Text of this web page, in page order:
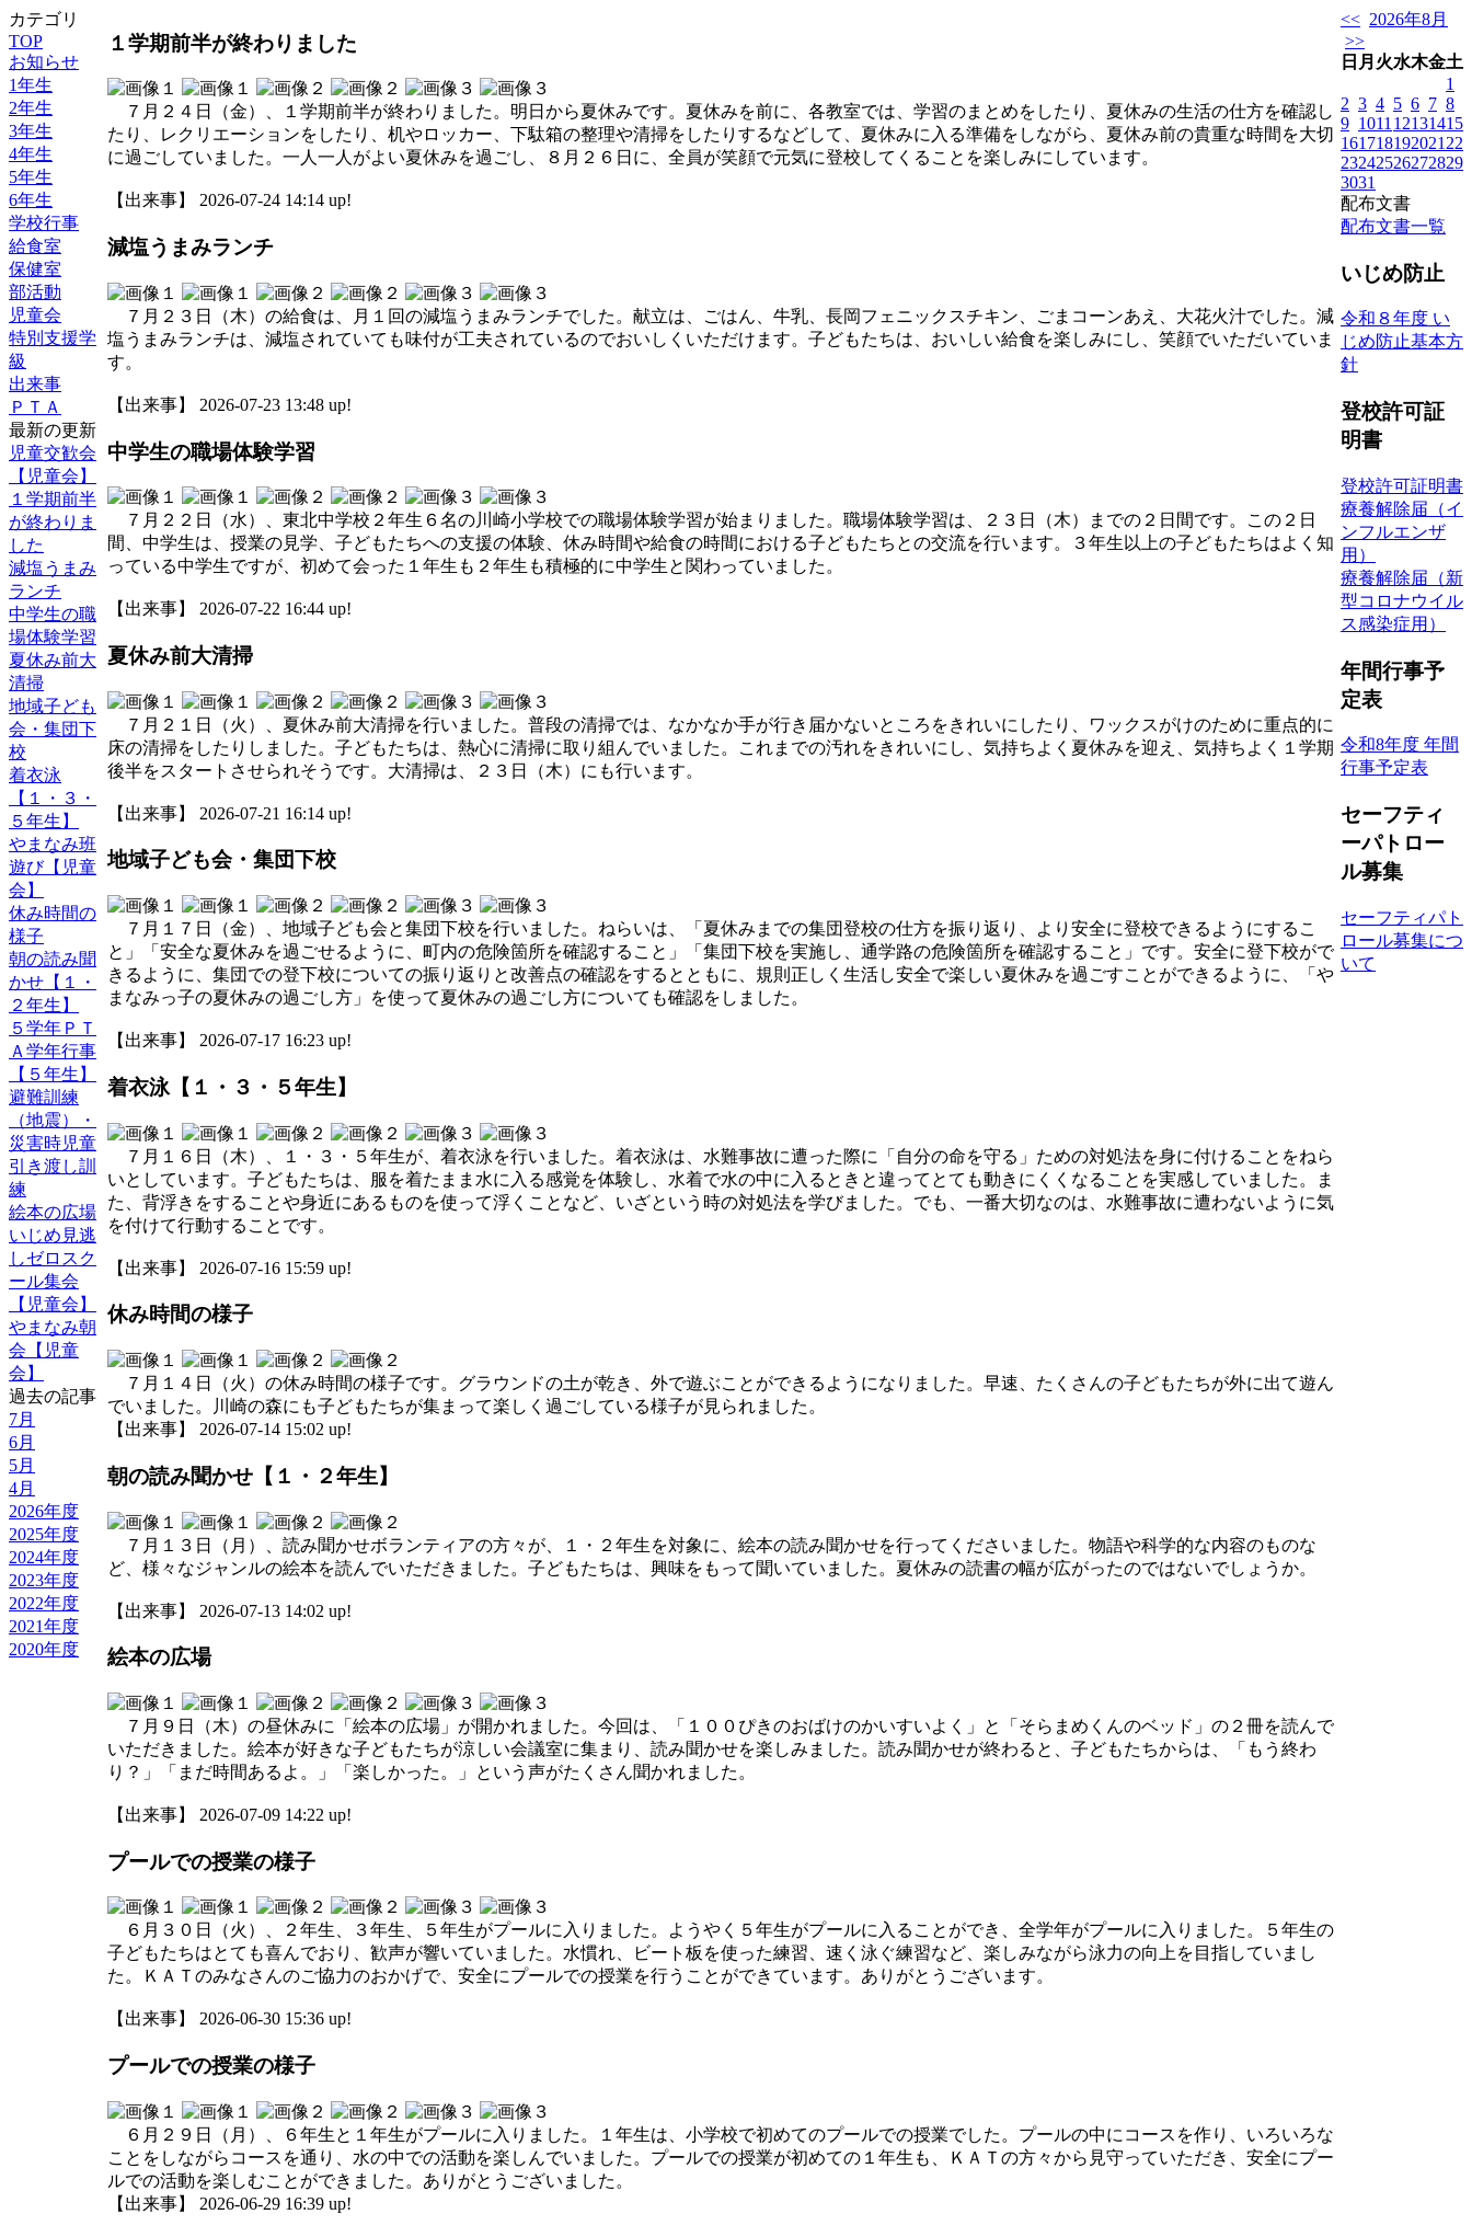
カテゴリ
TOP
お知らせ
1年生
2年生
3年生
4年生
5年生
6年生
学校行事
給食室
保健室
部活動
児童会
特別支援学
級
出来事
ＰＴＡ
最新の更新
児童交歓会
【児童会】
１学期前半
が終わりま
した
減塩うまみ
ランチ
中学生の職
場体験学習
夏休み前大
清掃
地域子ども
会・集団下
校
着衣泳
【１・３・
５年生】
やまなみ班
遊び【児童
会】
休み時間の
様子
朝の読み聞
かせ【１・
２年生】
５学年ＰＴ
Ａ学年行事
【５年生】
避難訓練
（地震）・
災害時児童
引き渡し訓
練
絵本の広場
いじめ見逃
しゼロスク
ール集会
【児童会】
やまなみ朝
会【児童
会】
過去の記事
7月
6月
5月
4月
2026年度
2025年度
2024年度
2023年度
2022年度
2021年度
2020年度
１学期前半が終わりました
７月２４日（金）、１学期前半が終わりました。明日から夏休みです。夏休みを前に、各教室では、学習のまとめをしたり、夏休みの生活の仕方を確認し
たり、レクリエーションをしたり、机やロッカー、下駄箱の整理や清掃をしたりするなどして、夏休みに入る準備をしながら、夏休み前の貴重な時間を大切
に過ごしていました。一人一人がよい夏休みを過ごし、８月２６日に、全員が笑顔で元気に登校してくることを楽しみにしています。
【出来事】 2026-07-24 14:14 up!
減塩うまみランチ
７月２３日（木）の給食は、月１回の減塩うまみランチでした。献立は、ごはん、牛乳、長岡フェニックスチキン、ごまコーンあえ、大花火汁でした。減
塩うまみランチは、減塩されていても味付が工夫されているのでおいしくいただけます。子どもたちは、おいしい給食を楽しみにし、笑顔でいただいていま
す。
【出来事】 2026-07-23 13:48 up!
中学生の職場体験学習
７月２２日（水）、東北中学校２年生６名の川崎小学校での職場体験学習が始まりました。職場体験学習は、２３日（木）までの２日間です。この２日
間、中学生は、授業の見学、子どもたちへの支援の体験、休み時間や給食の時間における子どもたちとの交流を行います。３年生以上の子どもたちはよく知
っている中学生ですが、初めて会った１年生も２年生も積極的に中学生と関わっていました。
【出来事】 2026-07-22 16:44 up!
夏休み前大清掃
７月２１日（火）、夏休み前大清掃を行いました。普段の清掃では、なかなか手が行き届かないところをきれいにしたり、ワックスがけのために重点的に
床の清掃をしたりしました。子どもたちは、熱心に清掃に取り組んでいました。これまでの汚れをきれいにし、気持ちよく夏休みを迎え、気持ちよく１学期
後半をスタートさせられそうです。大清掃は、２３日（木）にも行います。
【出来事】 2026-07-21 16:14 up!
地域子ども会・集団下校
７月１７日（金）、地域子ども会と集団下校を行いました。ねらいは、「夏休みまでの集団登校の仕方を振り返り、より安全に登校できるようにするこ
と」「安全な夏休みを過ごせるように、町内の危険箇所を確認すること」「集団下校を実施し、通学路の危険箇所を確認すること」です。安全に登下校がで
きるように、集団での登下校についての振り返りと改善点の確認をするとともに、規則正しく生活し安全で楽しい夏休みを過ごすことができるように、「や
まなみっ子の夏休みの過ごし方」を使って夏休みの過ごし方についても確認をしました。
【出来事】 2026-07-17 16:23 up!
着衣泳【１・３・５年生】
７月１６日（木）、１・３・５年生が、着衣泳を行いました。着衣泳は、水難事故に遭った際に「自分の命を守る」ための対処法を身に付けることをねら
いとしています。子どもたちは、服を着たまま水に入る感覚を体験し、水着で水の中に入るときと違ってとても動きにくくなることを実感していました。ま
た、背浮きをすることや身近にあるものを使って浮くことなど、いざという時の対処法を学びました。でも、一番大切なのは、水難事故に遭わないように気
を付けて行動することです。
【出来事】 2026-07-16 15:59 up!
休み時間の様子
７月１４日（火）の休み時間の様子です。グラウンドの土が乾き、外で遊ぶことができるようになりました。早速、たくさんの子どもたちが外に出て遊ん
でいました。川崎の森にも子どもたちが集まって楽しく過ごしている様子が見られました。
【出来事】 2026-07-14 15:02 up!
朝の読み聞かせ【１・２年生】
７月１３日（月）、読み聞かせボランティアの方々が、１・２年生を対象に、絵本の読み聞かせを行ってくださいました。物語や科学的な内容のものな
ど、様々なジャンルの絵本を読んでいただきました。子どもたちは、興味をもって聞いていました。夏休みの読書の幅が広がったのではないでしょうか。
【出来事】 2026-07-13 14:02 up!
絵本の広場
７月９日（木）の昼休みに「絵本の広場」が開かれました。今回は、「１００ぴきのおばけのかいすいよく」と「そらまめくんのベッド」の２冊を読んで
いただきました。絵本が好きな子どもたちが涼しい会議室に集まり、読み聞かせを楽しみました。読み聞かせが終わると、子どもたちからは、「もう終わ
り？」「まだ時間あるよ。」「楽しかった。」という声がたくさん聞かれました。
【出来事】 2026-07-09 14:22 up!
プールでの授業の様子
６月３０日（火）、２年生、３年生、５年生がプールに入りました。ようやく５年生がプールに入ることができ、全学年がプールに入りました。５年生の
子どもたちはとても喜んでおり、歓声が響いていました。水慣れ、ビート板を使った練習、速く泳ぐ練習など、楽しみながら泳力の向上を目指していまし
た。ＫＡＴのみなさんのご協力のおかげで、安全にプールでの授業を行うことができています。ありがとうございます。
【出来事】 2026-06-30 15:36 up!
プールでの授業の様子
６月２９日（月）、６年生と１年生がプールに入りました。１年生は、小学校で初めてのプールでの授業でした。プールの中にコースを作り、いろいろな
ことをしながらコースを通り、水の中での活動を楽しんでいました。プールでの授業が初めての１年生も、ＫＡＴの方々から見守っていただき、安全にプー
ルでの活動を楽しむことができました。ありがとうございました。
【出来事】 2026-06-29 16:39 up!
<< 2026年8月
>>
日 月 火水木金土
1
2 3 4 5 6 7 8
9 1011 12131415
161718192021 22
23242526272829
3031
配布文書
配布文書一覧
いじめ防止
令和８年度 い
じめ防止基本方
針
登校許可証
明書
登校許可証明書
療養解除届（イ
ンフルエンザ
用）
療養解除届（新
型コロナウイル
ス感染症用）
年間行事予
定表
令和8年度 年間
行事予定表
セーフティ
ーパトロー
ル募集
セーフティパト
ロール募集につ
いて